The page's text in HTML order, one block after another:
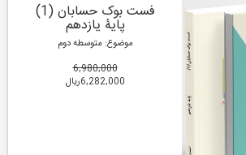
فست بوک حسابان (1)
پایۀ یازدهم
موضوع: متوسطه دوم
6,980,000
6,282,000ریال